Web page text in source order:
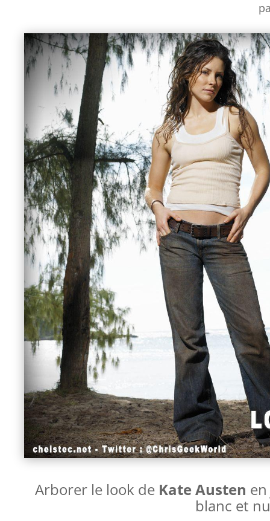
Arborer le look de Kate Austen
blanc et